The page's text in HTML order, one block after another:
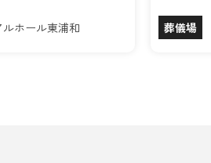
ホール東浦和 葬儀場